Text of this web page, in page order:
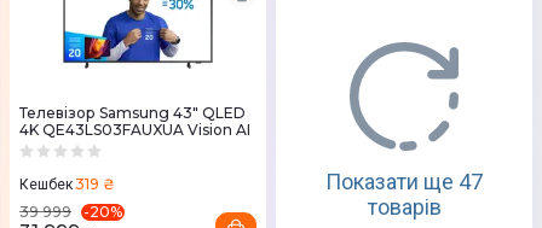
Телевізор Samsung 43" QLED
4K QE43LS03FAUXUA Vision AI
Кешбек319 ₴
39 999
-20%
Показати ще 47
товарів